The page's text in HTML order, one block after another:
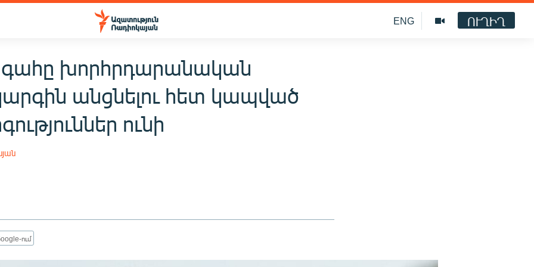
ENG ՈՒՂԻՂ
խորհրդարանական
անցնելու հետ կապված
ունի
ում